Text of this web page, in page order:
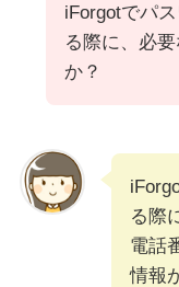
iForgotでパ
る際に、必
か？
る際
電話
情報